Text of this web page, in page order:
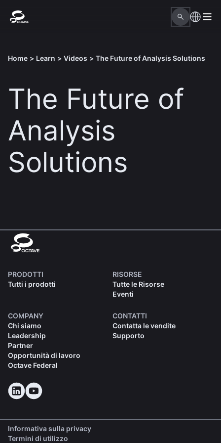
Home > Learn > Videos > The Future of Analysis Solutions
The Future of
Analysis
Solutions
PRODOTTI
Tutti i prodotti
RISORSE
Tutte le Risorse
Eventi
COMPANY
Chi siamo
Leadership
Partner
Opportunità di lavoro
Octave Federal
CONTATTI
Contatta le vendite
Supporto
Informativa sulla privacy
Termini di utilizzo